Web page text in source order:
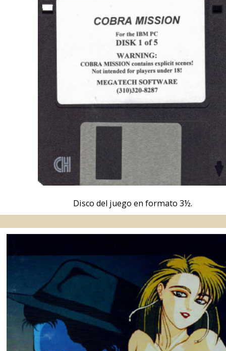
Disco del juego en formato 3½.